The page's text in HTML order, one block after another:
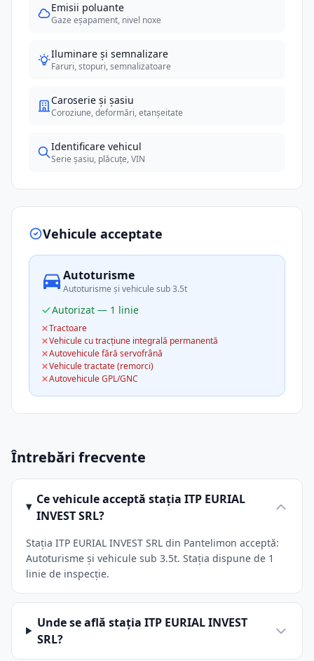
Emisii poluante
Gaze eșapament, nivel noxe
Iluminare și semnalizare
Faruri, stopuri, semnalizatoare
Caroserie și șasiu
Coroziune, deformări, etanșeitate
Identificare vehicul
Serie șasiu, plăcuțe, VIN
Vehicule acceptate
Autoturisme
Autoturisme și vehicule sub 3.5t
Autorizat — 1 linie
Tractoare
Vehicule cu tracțiune integrală permanentă
Autovehicule fără servofrână
Vehicule tractate (remorci)
Autovehicule GPL/GNC
Întrebări frecvente
Ce vehicule acceptă stația ITP EURIAL
INVEST SRL?
Stația ITP EURIAL INVEST SRL din Pantelimon acceptă:
Autoturisme și vehicule sub 3.5t. Stația dispune de 1
linie de inspecție.
Unde se află stația ITP EURIAL INVEST
SRL?